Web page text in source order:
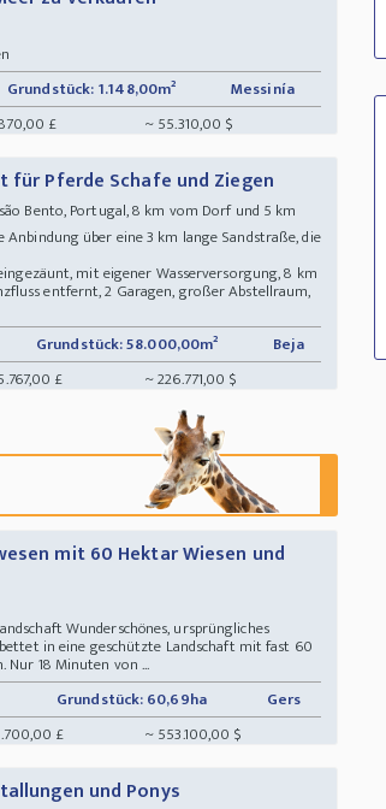
Grundstück: 1.148,00m²
Messinía
£ ~ 55.310,00 $
für Pferde Schafe und Ziegen
Bento, Portugal, 8 km vom Dorf und 5 km
über eine 3 km lange Sandstraße, die
mit eigener Wasserversorgung, 8 km
entfernt, 2 Garagen, großer Abstellraum,
Grundstück: 58.000,00m²
Beja
£ ~ 226.771,00 $
mit 60 Hektar Wiesen und
Wunderschönes, ursprüngliches
in eine geschützte Landschaft mit fast 60
Nur 18 Minuten von ...
Grundstück: 60,69ha
Gers
£ ~ 553.100,00 $
und Ponys